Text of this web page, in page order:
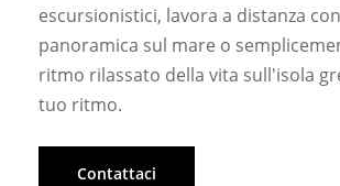
escursionistici, lavora a distanza
panoramica sul mare o
ritmo rilassato della vita sull'isola
tuo ritmo.
Contattaci